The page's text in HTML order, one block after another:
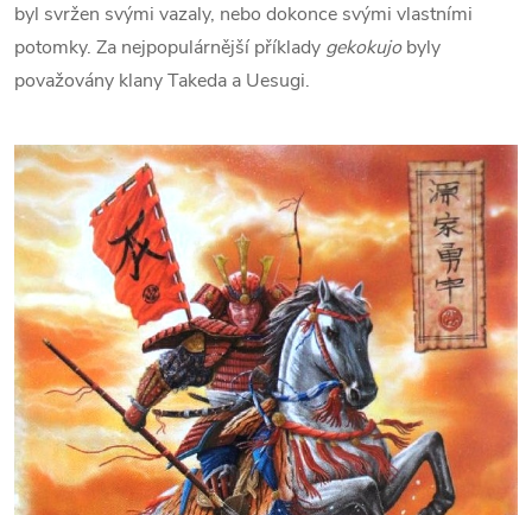
byl svržen svými vazaly, nebo dokonce svými vlastními
potomky. Za nejpopulárnější příklady gekokujobyly
považovány klany Takeda a Uesugi.